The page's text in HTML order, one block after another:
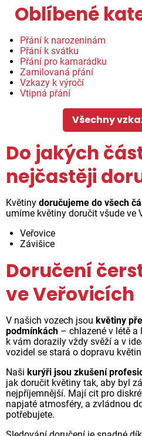
Oblíbené
Přání k narozeninám
Přání k svátku
Přání pro kamarádku
Zamilovaná přání
Vzkazy k výročí
Vtipná přání
Všechny
Do jakých
nejčastěji
Květiny doručujeme do všech
umíme květiny doručit všude ve
Veřovice
Závišice
Doručení
ve Veřovicích
V našich vozech jsou květiny
podmínkách – chlazené v létě a
k vám dorazily vždy svěží a v
vozidel se stará o dopravu
Naši kurýři jsou zkušení
jak doručit květiny tak, aby byl
nejpříjemnější. Mají cit pro
napjaté atmosféry, a zvládnou
potřebujete.